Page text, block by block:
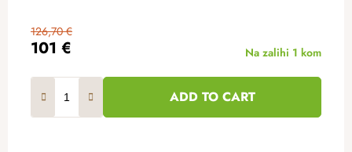
101 €
126,70 €
Na zalihi 1 kom
ADD TO CART